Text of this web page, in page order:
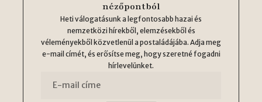
nézőpontból
Heti válogatásunk a legfontosabb hazai és
nemzetközi hírekből, elemzésekből és
véleményekből közvetlenül a postaládájába. Adja meg
e-mail címét, és erősítse meg, hogy szeretné fogadni
hírlevelünket.